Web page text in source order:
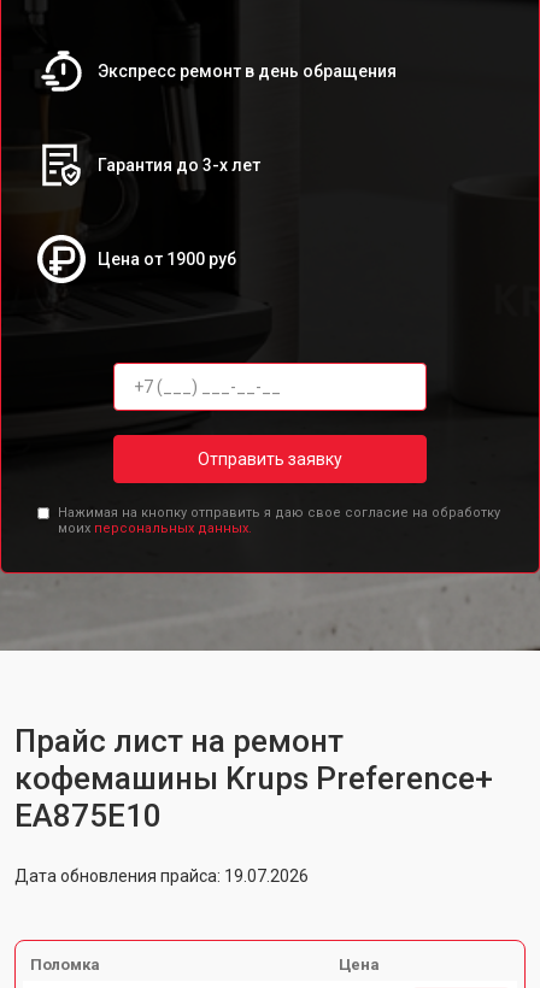
Экспресс ремонт в день обращения
Гарантия до 3-х лет
Цена от 1900 руб
Отправить заявку
Нажимая на кнопку отправить я даю свое согласие на обработку
моих персональных данных.
Прайс лист на ремонт
кофемашины Krups Preference+
EA875E10
Дата обновления прайса: 19.07.2026
Поломка Цена